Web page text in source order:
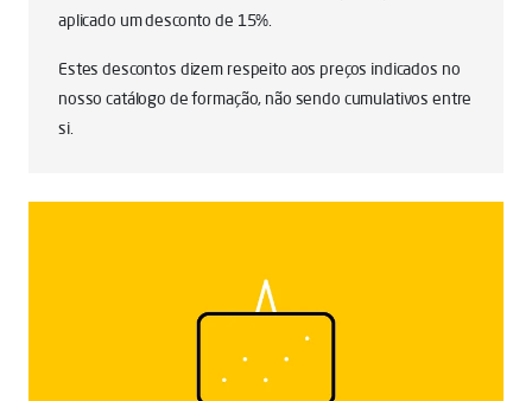
aplicado um desconto de 15%.
Estes descontos dizem respeito aos preços indicados no
nosso catálogo de formação, não sendo cumulativos entre
si.